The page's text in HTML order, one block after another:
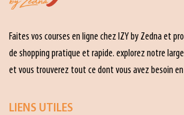
Faites vos courses en ligne chez IZY by Zedna et
de shopping pratique et rapide. explorez notre
et vous trouverez tout ce dont vous avez besoin
LIENS UTILES